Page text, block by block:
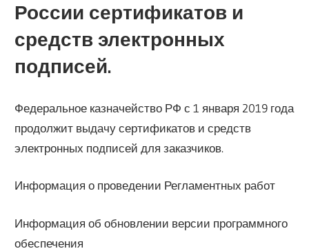
России сертификатов и
средств электронных
подписей.
Федеральное казначейство РФ с 1 января 2019 года
продолжит выдачу сертификатов и средств
электронных подписей для заказчиков.
Информация о проведении Регламентных работ
Информация об обновлении версии программного
обеспечения